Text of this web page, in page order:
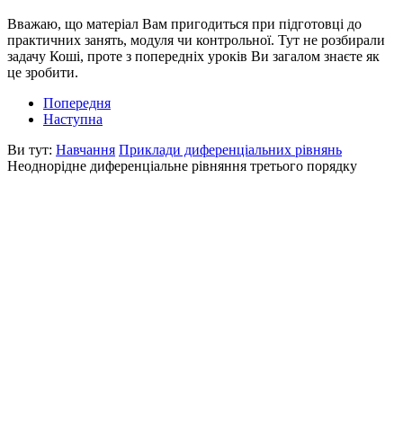
Вважаю, що матеріал Вам пригодиться при підготовці до
практичних занять, модуля чи контрольної. Тут не розбирали
задачу Коші, проте з попередніх уроків Ви загалом знаєте як
це зробити.
Попередня
Наступна
Ви тут: Навчання Приклади диференціальних рівнянь
Неоднорідне диференціальне рівняння третього порядку